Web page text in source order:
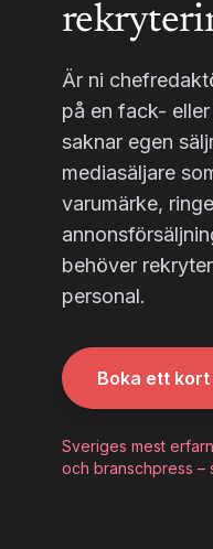
Är ni
på en fack-
saknar egen
mediasäljare
varumärke,
behöver
personal.
Boka ett
Sveriges mest
och branschpress –